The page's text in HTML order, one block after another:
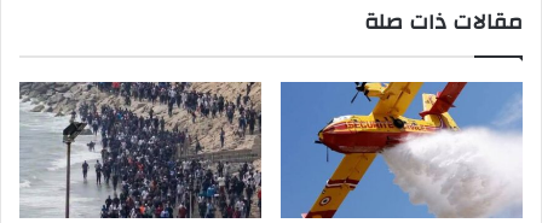
مقالات ذات صلة